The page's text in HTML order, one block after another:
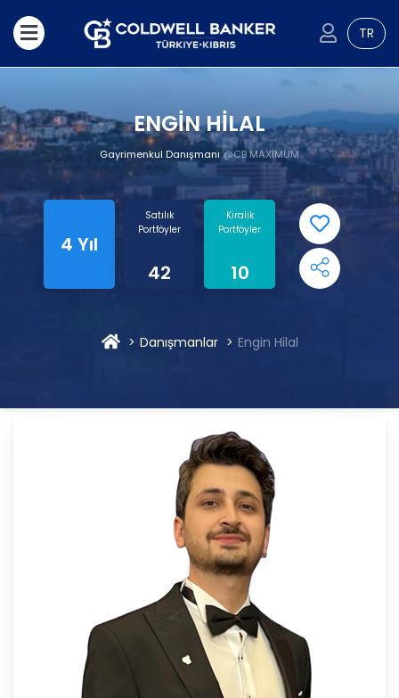
TR
ENGİN HİLAL
Gayrimenkul Danışmanı@CB MAXIMUM
4 Yıl
Satılık
Portföyler
42
Kiralık
Portföyler
10
Danışmanlar Engin Hilal